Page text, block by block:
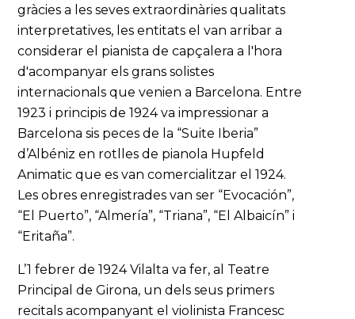
gràcies a les seves extraordinàries qualitats
interpretatives, les entitats el van arribar a
considerar el pianista de capçalera a l'hora
d'acompanyar els grans solistes
internacionals que venien a Barcelona. Entre
1923 i principis de 1924 va impressionar a
Barcelona sis peces de la “Suite Iberia”
d’Albéniz en rotlles de pianola Hupfeld
Animatic que es van comercialitzar el 1924.
Les obres enregistrades van ser “Evocación”,
“El Puerto”, “Almería”, “Triana”, “El Albaicín” i
“Eritaña”.
L’1 febrer de 1924 Vilalta va fer, al Teatre
Principal de Girona, un dels seus primers
recitals acompanyant el violinista Francesc